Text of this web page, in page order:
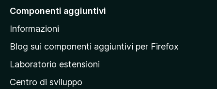
a
l
a
a
g
Componenti aggiuntivi
Informazioni
Blog sui componenti aggiuntivi per Firefox
Laboratorio estensioni
Centro di sviluppo